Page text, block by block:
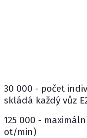
30 000 - počet
skládá každý vůz
125 000 -
ot/min)